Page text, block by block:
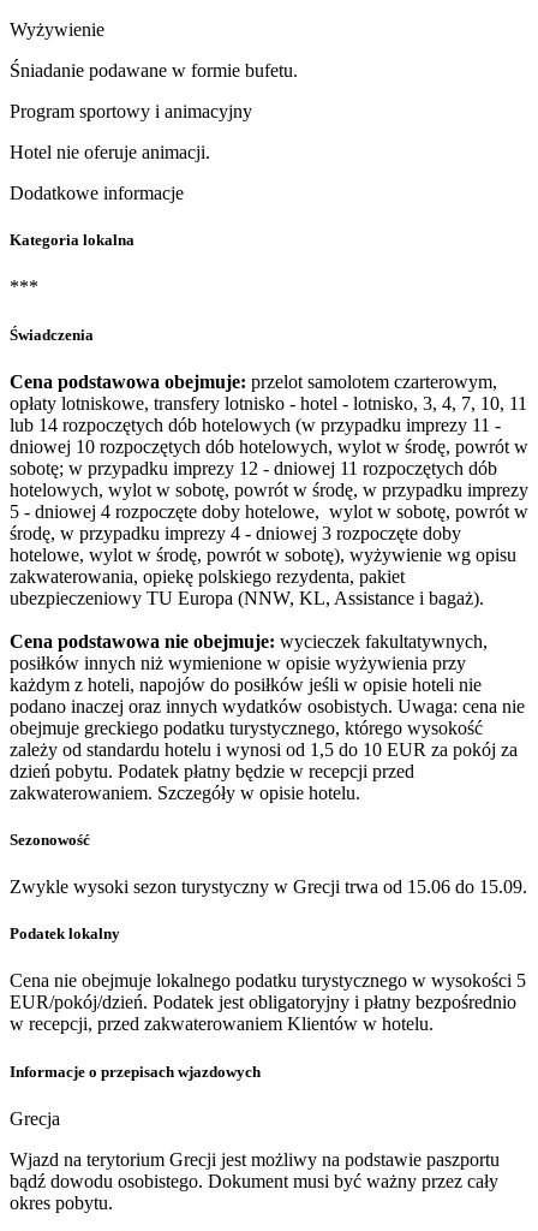
Wyżywienie
Śniadanie podawane w formie bufetu.
Program sportowy i animacyjny
Hotel nie oferuje animacji.
Dodatkowe informacje
Kategoria lokalna
***
Świadczenia
Cena podstawowa obejmuje: przelot samolotem czarterowym,
opłaty lotniskowe, transfery lotnisko - hotel - lotnisko, 3, 4, 7, 10, 11
lub 14 rozpoczętych dób hotelowych (w przypadku imprezy 11 -
dniowej 10 rozpoczętych dób hotelowych, wylot w środę, powrót w
sobotę; w przypadku imprezy 12 - dniowej 11 rozpoczętych dób
hotelowych, wylot w sobotę, powrót w środę, w przypadku imprezy
5 - dniowej 4 rozpoczęte doby hotelowe, wylot w sobotę, powrót w
środę, w przypadku imprezy 4 - dniowej 3 rozpoczęte doby
hotelowe, wylot w środę, powrót w sobotę), wyżywienie wg opisu
zakwaterowania, opiekę polskiego rezydenta, pakiet
ubezpieczeniowy TU Europa (NNW, KL, Assistance i bagaż).
Cena podstawowa nie obejmuje: wycieczek fakultatywnych,
posiłków innych niż wymienione w opisie wyżywienia przy
każdym z hoteli, napojów do posiłków jeśli w opisie hoteli nie
podano inaczej oraz innych wydatków osobistych. Uwaga: cena nie
obejmuje greckiego podatku turystycznego, którego wysokość
zależy od standardu hotelu i wynosi od 1,5 do 10 EUR za pokój za
dzień pobytu. Podatek płatny będzie w recepcji przed
zakwaterowaniem. Szczegóły w opisie hotelu.
Sezonowość
Zwykle wysoki sezon turystyczny w Grecji trwa od 15.06 do 15.09.
Podatek lokalny
Cena nie obejmuje lokalnego podatku turystycznego w wysokości 5
EUR/pokój/dzień. Podatek jest obligatoryjny i płatny bezpośrednio
w recepcji, przed zakwaterowaniem Klientów w hotelu.
Informacje o przepisach wjazdowych
Grecja
Wjazd na terytorium Grecji jest możliwy na podstawie paszportu
bądź dowodu osobistego. Dokument musi być ważny przez cały
okres pobytu.